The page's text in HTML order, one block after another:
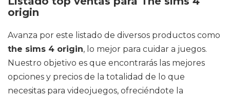
origin
Avanza por este listado de diversos productos como
the sims 4 origin, lo mejor para cuidar a juegos.
Nuestro objetivo es que encontrarás las mejores
opciones y precios de la totalidad de lo que
necesitas para videojuegos, ofreciéndote la